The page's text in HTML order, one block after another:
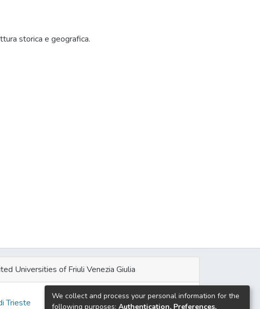
storica e geografica.
Universities of Friuli Venezia Giulia
Trieste
We collect and process your personal information for the
following purposes: Authentication, Preferences,